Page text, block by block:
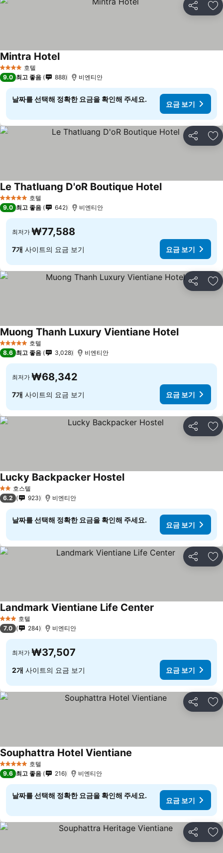
공유 즐
4 성급 호텔
Mintra Hotel요금 보기
9.0 최고 좋음 888 비엔티안
날짜를 선택해 정확한 요금을 확인해 주세요.
요금 보기
공유 즐
5 성급 호텔
Le Thatluang D'oR Boutique Hotel요금 보기
9.0 최고 좋음 642 비엔티안
최저가 ₩77,588
7개 사이트의 요금 보기 요금 보기
공유 즐
5 성급 호텔
Muong Thanh Luxury Vientiane Hotel요금 보기
8.6 최고 좋음 3,028 비엔티안
최저가 ₩68,342
7개 사이트의 요금 보기 요금 보기
공유 즐
2 성급호스텔
Lucky Backpacker Hostel요금 보기
6.2 923 비엔티안
날짜를 선택해 정확한 요금을 확인해 주세요.
요금 보기
공유 즐
3 성급 호텔
Landmark Vientiane Life Center
7.0 284 비엔티안
최저가 ₩37,507
2개 사이트의 요금 보기 요금 보기
공유 즐
5 성급 호텔
Souphattra Hotel Vientiane
9.6 최고 좋음 216 비엔티안
날짜를 선택해 정확한 요금을 확인해 주세요.
요금 보기
공유 즐